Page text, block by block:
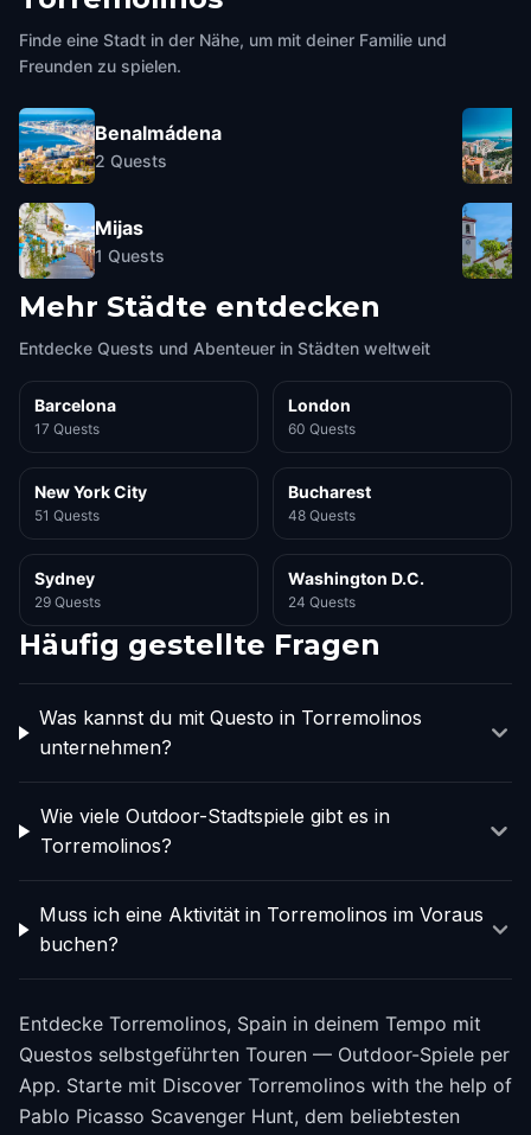
Finde eine Stadt in der Nähe, um mit deiner Familie und
Freunden zu spielen.
Benalmádena
2 Quests
Mijas
1 Quests
Mehr Städte entdecken
Entdecke Quests und Abenteuer in Städten weltweit
Barcelona
17 Quests
London
60 Quests
New York City
51 Quests
Bucharest
48 Quests
Sydney
29 Quests
Washington D.C.
24 Quests
Häufig gestellte Fragen
Was kannst du mit Questo in Torremolinos
unternehmen?
Wie viele Outdoor-Stadtspiele gibt es in
Torremolinos?
Muss ich eine Aktivität in Torremolinos im Voraus
buchen?
Entdecke Torremolinos, Spain in deinem Tempo mit
Questos selbstgeführten Touren — Outdoor-Spiele per
App. Starte mit Discover Torremolinos with the help of
Pablo Picasso Scavenger Hunt, dem beliebtesten